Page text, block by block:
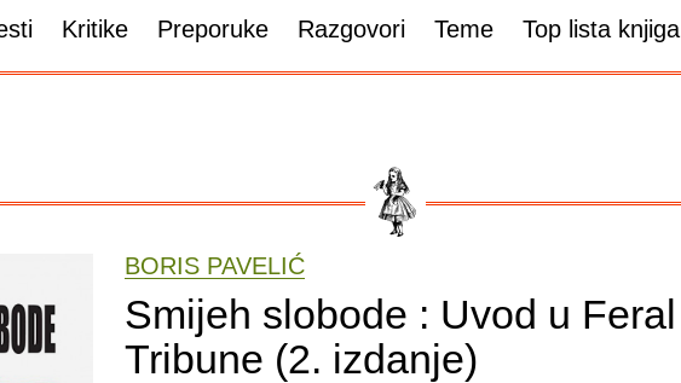
Kritike Preporuke Razgovori Teme Top lista knjiga
BORIS PAVELIĆ
Smijeh slobode : Uvod u Feral
Tribune (2. izdanje)